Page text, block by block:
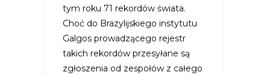
tym roku 71 rekordów świata.
Choć do Brazylijskiego instytutu
Galgos prowadzącego rejestr
takich rekordów przesyłane są
zgłoszenia od zespołów z całego